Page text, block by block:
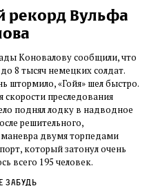
рекорд Вульфа
Коновалову сообщили, что
8 тысяч немецких солдат.
штормило, «Гойя» шел быстро.
преследования
поднял лодку в надводное
решительного,
двумя торпедами
который затонул очень
всего 195 человек.
забудь